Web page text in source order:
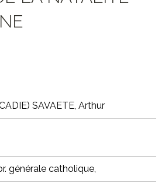
SAVAETE, Arthur
générale catholique,